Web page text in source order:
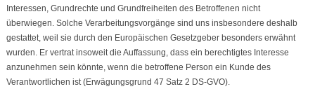
Interessen, Grundrechte und Grundfreiheiten des Betroffenen nicht
überwiegen. Solche Verarbeitungsvorgänge sind uns insbesondere deshalb
gestattet, weil sie durch den Europäischen Gesetzgeber besonders erwähnt
wurden. Er vertrat insoweit die Auffassung, dass ein berechtigtes Interesse
anzunehmen sein könnte, wenn die betroffene Person ein Kunde des
Verantwortlichen ist (Erwägungsgrund 47 Satz 2 DS-GVO).